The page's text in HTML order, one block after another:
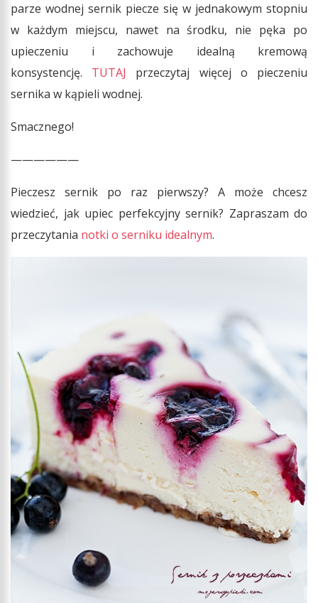
parze wodnej sernik piecze się w jednakowym stopniu
w każdym miejscu, nawet na środku, nie pęka po
upieczeniu i zachowuje idealną kremową
konsystencję.
TUTAJ
przeczytaj więcej o pieczeniu
sernika w kąpieli wodnej.
Smacznego!
——————
Pieczesz sernik po raz pierwszy? A może chcesz
wiedzieć, jak upiec perfekcyjny sernik? Zapraszam do
przeczytania notki o serniku idealnym.